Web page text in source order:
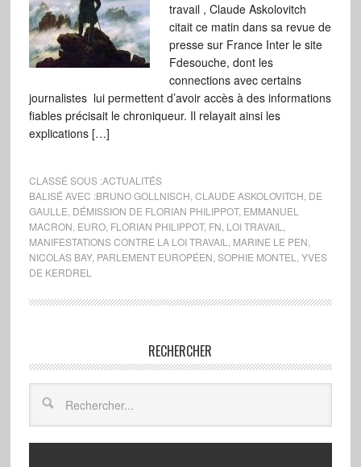
travail , Claude Askolovitch
citait ce matin dans sa revue de
presse sur France Inter le site
Fdesouche, dont les
connections avec certains
journalistes lui permettent d’avoir accès à des informations
fiables précisait le chroniqueur. Il relayait ainsi les
explications […]
CLASSÉ SOUS :ACTUALITÉS
BALISÉ AVEC :BRUNO GOLLNISCH CLAUDE ASKOLOVITCH DE
GAULLE DÉMISSION DE FLORIAN PHILIPPOT, EMMANUEL
MACRON EURO, FLORIAN PHILIPPOT, FN LOI TRAVAIL
MANIFESTATIONS CONTRE LA LOI TRAVAIL
MARINE LE PEN
NICOLAS BAY, PARLEMENT EUROPÉEN SOPHIE MONTEL
YVES
DE KERDREL
RECHERCHER